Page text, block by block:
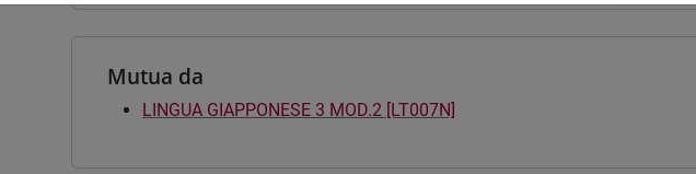
Mutua da
LINGUA GIAPPONESE 3 MOD.2 [LT007N]